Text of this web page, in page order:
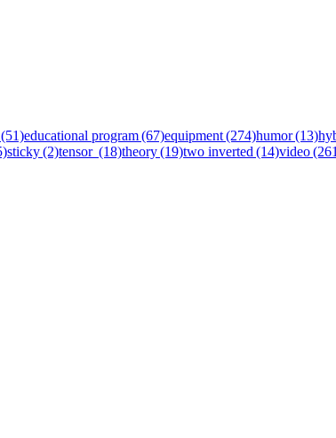
educational program (67)equipment (274)humor (13)
sticky (2)tensor (18)theory (19)two inverted (14)video